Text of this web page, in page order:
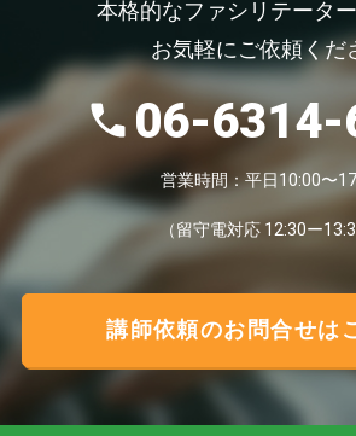
本格的なファシリテータ
お気軽にご依頼くだ
06-6314-
営業時間：平日10:00〜
（留守電対応 12:30ー
講師依頼のお問合せは